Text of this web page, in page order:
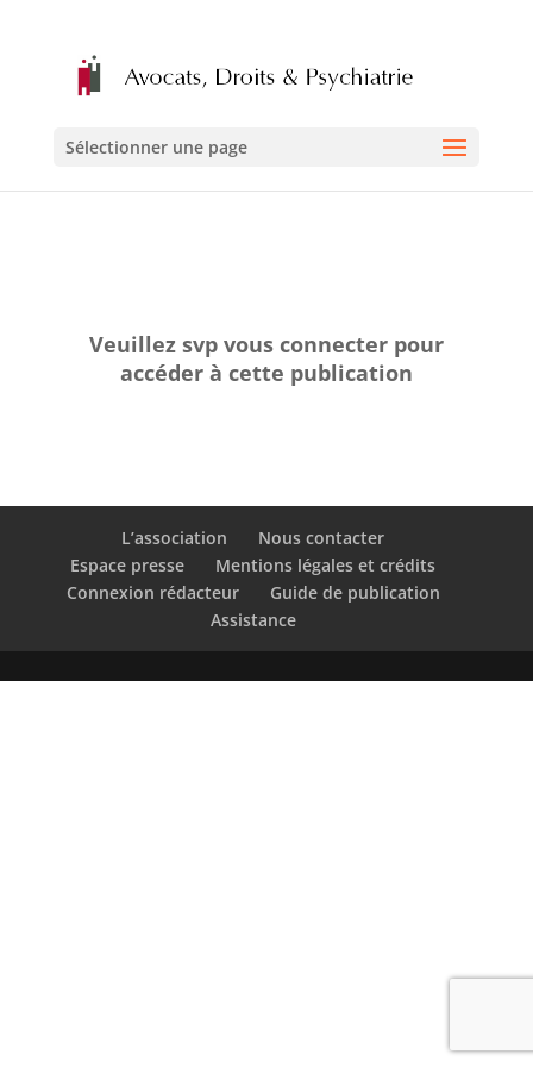
Sélectionner une page
Veuillez svp vous connecter pour
accéder à cette publication
L’association
Nous contacter
Espace presse
Mentions légales et crédits
Connexion rédacteur
Guide de publication
Assistance